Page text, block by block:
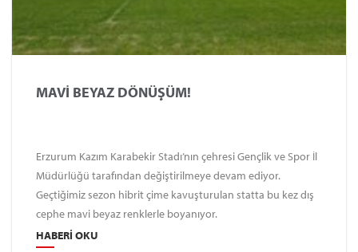
MAVİ BEYAZ DÖNÜŞÜM!
Erzurum Kazım Karabekir Stadı’nın çehresi Gençlik ve Spor İl
Müdürlüğü tarafından değiştirilmeye devam ediyor.
Geçtiğimiz sezon hibrit çime kavuşturulan statta bu kez dış
cephe mavi beyaz renklerle boyanıyor.
HABERI OKU